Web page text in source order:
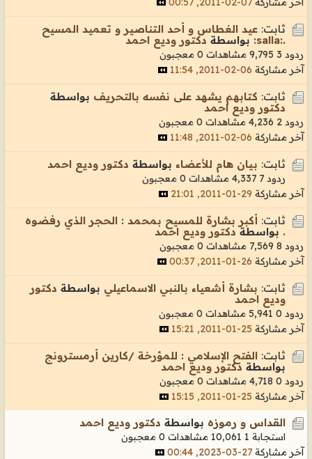
ثابت: عيد الغطاس و أحد التناصير و تعميد المسيح
.:salla:
بواسطة دكتور وديع احمد
ردود 3 9,795 مشاهدات
0 معجبون
آخر مشاركة 06-02-2011, 11:54
ثابت: كتابهم يشهد على نفسه بالتحريف بواسطة
دكتور وديع احمد
ردود 2 4,236 مشاهدات
0 معجبون
آخر مشاركة 06-02-2011, 11:48
ثابت: بيان هام للأعضاء بواسطة دكتور وديع احمد
ردود 7 4,337 مشاهدات
0 معجبون
آخر مشاركة 29-01-2011, 21:01
ثابت: أكبر بشارة للمسيح بمحمد : الحجر الذي رفضوه
. بواسطة دكتور وديع احمد
ردود 8 7,569 مشاهدات
0 معجبون
آخر مشاركة 26-01-2011, 00:37
ثابت: بشارة أشعياء بالنبي الاسماعيلي بواسطة دكتور
وديع احمد
ردود 0 5,941 مشاهدات
0 معجبون
آخر مشاركة 25-01-2011, 15:21
ثابت: الفتح الإسلامي : للمؤرخة /كارين أرمسترونج
بواسطة دكتور وديع احمد
ردود 0 4,718 مشاهدات
0 معجبون
آخر مشاركة 25-01-2011, 15:15
القداس و رموزه بواسطة دكتور وديع احمد
استجابة 1 10,061 مشاهدات
0 معجبون
آخر مشاركة 27-03-2023, 00:44